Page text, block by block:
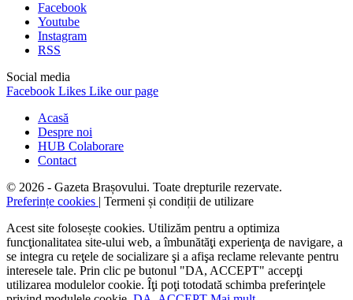
Facebook
Youtube
Instagram
RSS
Social media
Facebook Likes Like our page
Acasă
Despre noi
HUB Colaborare
Contact
© 2026 - Gazeta Brașovului. Toate drepturile rezervate.
Preferințe cookies | Termeni și condiții de utilizare
Acest site folosește cookies. Utilizăm pentru a optimiza
funcţionalitatea site-ului web, a îmbunătăţi experienţa de navigare, a
se integra cu reţele de socializare şi a afişa reclame relevante pentru
interesele tale. Prin clic pe butonul "DA, ACCEPT" accepţi
utilizarea modulelor cookie. Îţi poţi totodată schimba preferinţele